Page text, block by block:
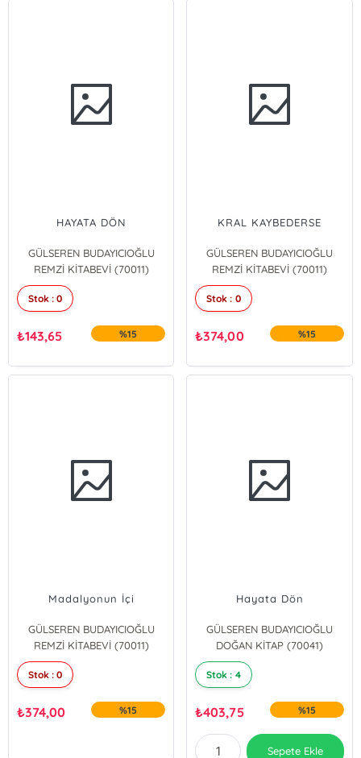
HAYATA DÖN
GÜLSEREN BUDAYICIOĞLU
REMZİ KİTABEVİ (70011)
Stok : 0
₺143,65 %15
KRAL KAYBEDERSE
GÜLSEREN BUDAYICIOĞLU
REMZİ KİTABEVİ (70011)
Stok : 0
₺374,00 %15
Madalyonun İçi
GÜLSEREN BUDAYICIOĞLU
REMZİ KİTABEVİ (70011)
Stok : 0
₺374,00 %15
Hayata Dön
GÜLSEREN BUDAYICIOĞLU
DOĞAN KİTAP (70041)
Stok : 4
₺403,75 %15
Sepete Ekle